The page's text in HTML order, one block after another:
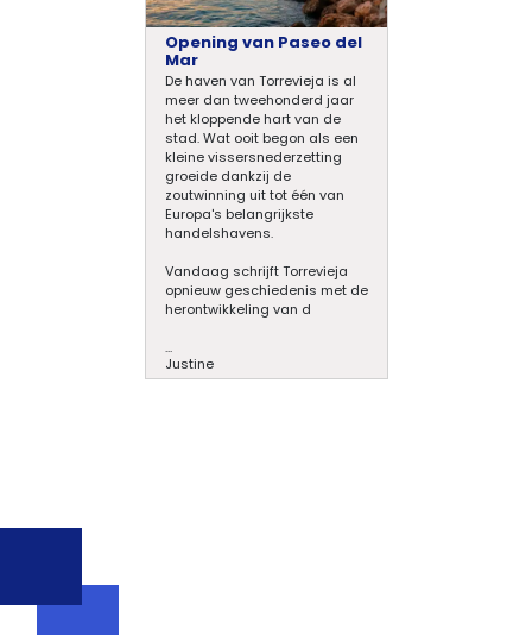
Opening van Paseo del
Mar
De haven van Torrevieja is al
meer dan tweehonderd jaar
het kloppende hart van de
stad. Wat ooit begon als een
kleine vissersnederzetting
groeide dankzij de
zoutwinning uit tot één van
Europa's belangrijkste
handelshavens.
Vandaag schrijft Torrevieja
opnieuw geschiedenis met de
herontwikkeling van d
...
Justine